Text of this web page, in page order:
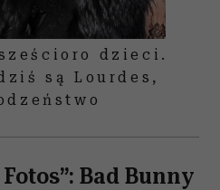
dzieci.
są Lourdes,
Bad Bunny